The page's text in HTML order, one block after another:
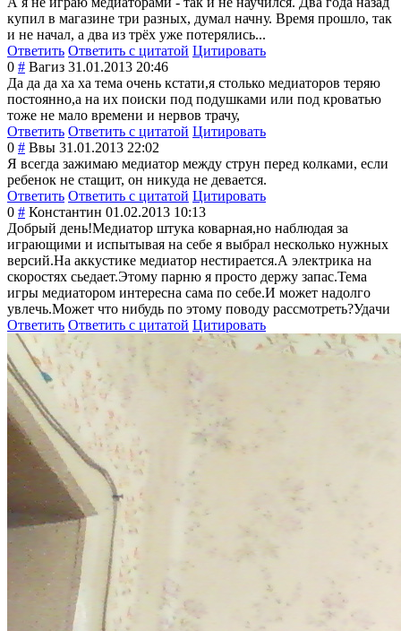
купил в магазине три разных, думал начну. Время прошло, так
и не начал, а два из трёх уже потерялись...
Ответить Ответить с цитатой Цитировать
0 # Вагиз 31.01.2013 20:46
Да да да ха ха тема очень кстати,я столько медиаторов теряю
постоянно,а на их поиски под подушками или под кроватью
тоже не мало времени и нервов трачу,
Ответить Ответить с цитатой Цитировать
0 # Ввы 31.01.2013 22:02
Я всегда зажимаю медиатор между струн перед колками, если
ребенок не стащит, он никуда не девается.
Ответить Ответить с цитатой Цитировать
0 # Константин 01.02.2013 10:13
Добрый день!Медиатор штука коварная,но наблюдая за
играющими и испытывая на себе я выбрал несколько нужных
версий.На аккустике медиатор нестирается.А электрика на
скоростях сьедает.Этому парню я просто держу запас.Тема
игры медиатором интересна сама по себе.И может надолго
увлечь.Может что нибудь по этому поводу рассмотреть?Удачи
Ответить Ответить с цитатой Цитировать